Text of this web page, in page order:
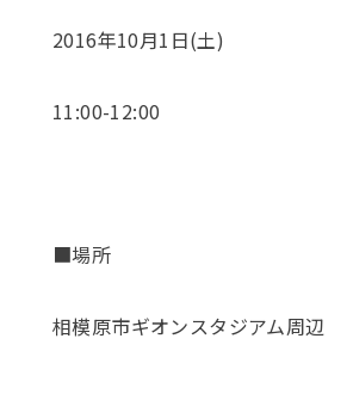
2016年10月1日(土)
11:00-12:00
■場所
相模原市ギオンスタジアム周辺